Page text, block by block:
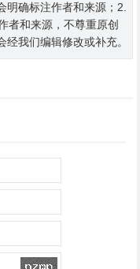
明确标注作者和来源；2.
者和来源，不尊重原创
我们编辑修改或补充。